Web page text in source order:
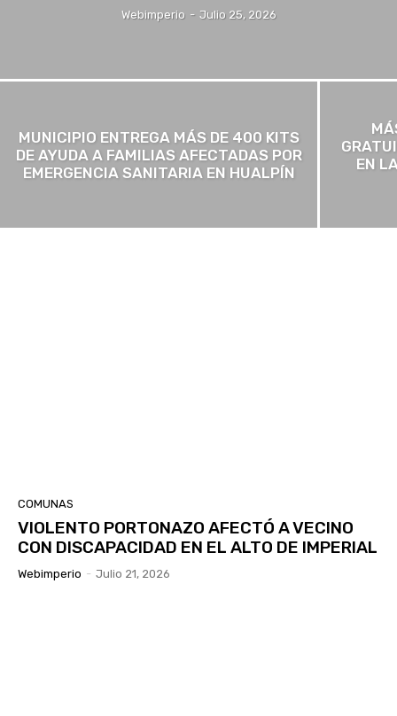
Webimperio - Julio 25, 2026
MUNICIPIO ENTREGA MÁS DE 400 KITS
DE AYUDA A FAMILIAS AFECTADAS POR
EMERGENCIA SANITARIA EN HUALPÍN
EN
COMUNAS
VIOLENTO PORTONAZO AFECTÓ A VECINO
CON DISCAPACIDAD EN EL ALTO DE IMPERIAL
Webimperio - Julio 21, 2026